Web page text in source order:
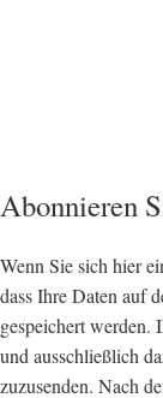
Abonnieren
Wenn Sie sich hier
dass Ihre Daten auf
gespeichert werden.
und ausschließlich
zuzusenden. Nach